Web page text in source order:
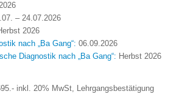
– 24.07.2026
2026
nach „Ba Gang“: 06.09.2026
Diagnostik nach „Ba Gang“: Herbst 2026
inkl. 20% MwSt, Lehrgangsbestätigung